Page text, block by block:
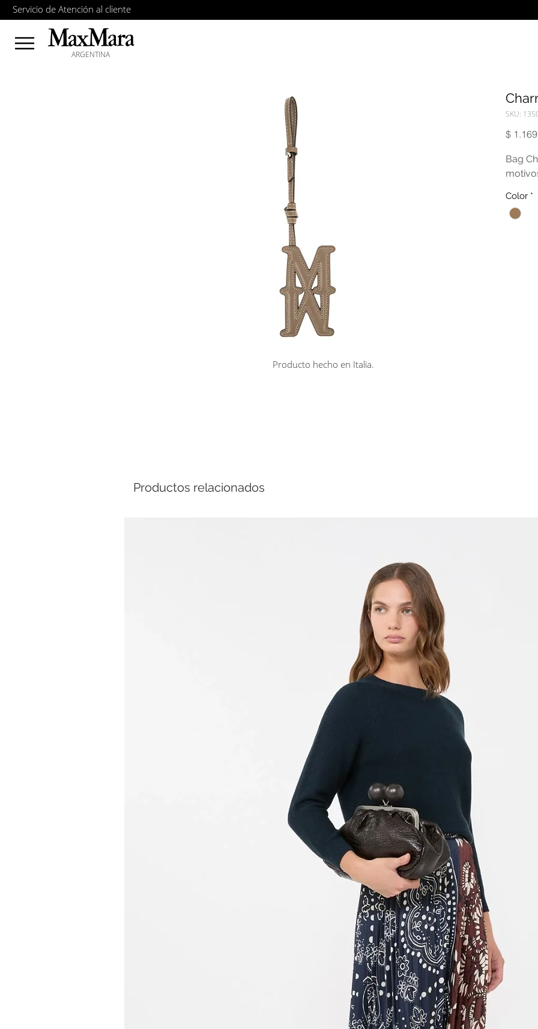
Servicio de Atención al cliente
ARGENTINA
SKU:
$
Bag
Color *
Producto hecho en Italia.
Productos relacionados